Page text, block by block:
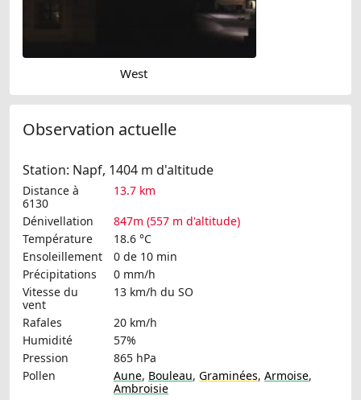
West
Observation actuelle
Station: Napf, 1404 m d'altitude
Distance à
6130
13.7 km
Dénivellation
847m (557 m d'altitude)
Température
18.6 °C
Ensoleillement
0 de 10 min
Précipitations
0 mm/h
Vitesse du
vent
13 km/h du SO
Rafales
20 km/h
Humidité
57%
Pression
865 hPa
Pollen
Aune, Bouleau, Graminées, Armoise,
Ambroisie